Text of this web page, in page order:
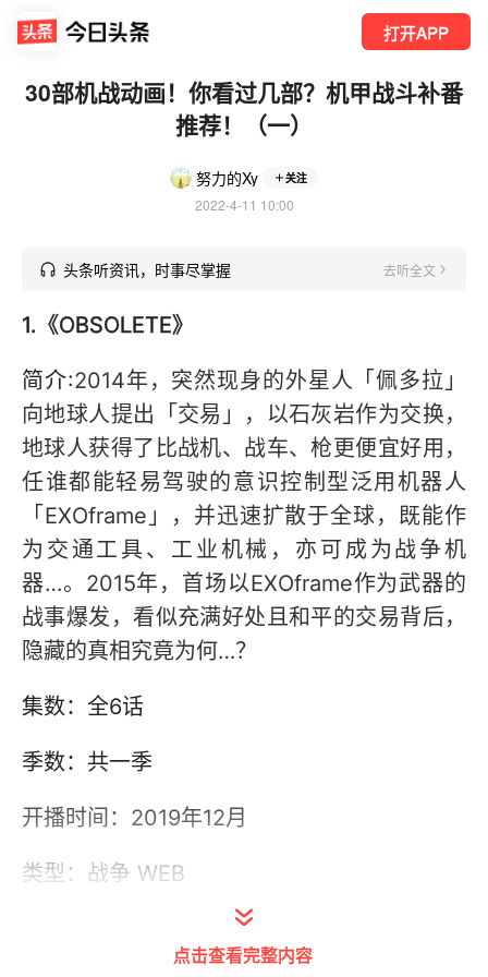
打开APP
30部机战动画！你看过几部？机甲战斗补番
推荐！（一）
努力的Xy 关注
2022-4-11 10:00
头条听资讯，时事尽掌握 去听全文
1.《OBSOLETE》
简介:2014年，突然现身的外星人「佩多拉」
向地球人提出「交易」，以石灰岩作为交换，
地球人获得了比战机、战车、枪更便宜好用，
任谁都能轻易驾驶的意识控制型泛用机器人
「EXOframe」，并迅速扩散于全球，既能作
为交通工具、工业机械，亦可成为战争机
器…。2015年，首场以EXOframe作为武器的
战事爆发，看似充满好处且和平的交易背后，
隐藏的真相究竟为何…？
集数：全6话
季数：共一季
开播时间：2019年12月
类型：战争 WEB
点击查看完整内容